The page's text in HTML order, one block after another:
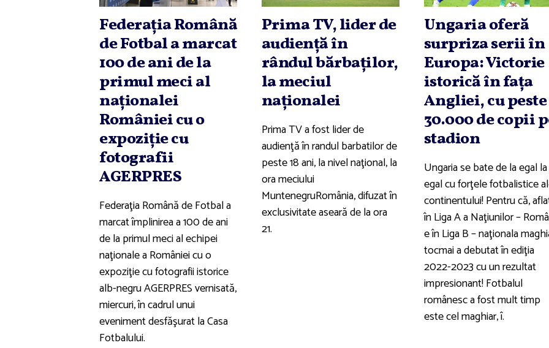
Federaţia Română
de Fotbal a marcat
100 de ani de la
primul meci al
naţionalei
României cu o
expoziţie cu
fotografii
AGERPRES
Federaţia Română de Fotbal a
marcat împlinirea a 100 de ani
de la primul meci al echipei
naţionale a României cu o
expoziţie cu fotografii istorice
alb-negru AGERPRES vernisată,
miercuri, în cadrul unui
eveniment desfăşurat la Casa
Fotbalului.
Prima TV, lider de
audienţă în
rândul bărbaţilor,
la meciul
naţionalei
Prima TV a fost lider de
audienţă în randul barbatilor de
peste 18 ani, la nivel naţional, la
ora meciului
MuntenegruRomânia, difuzat în
exclusivitate aseară de la ora
21.
Ungaria oferă
surpriza serii în
Europa: Victorie
istorică în faţa
Angliei, cu peste
30.000 de copii
stadion
Ungaria se bate de la egal la
egal cu forţele fotbalistice
continentului! Pentru că,
în Liga A a Naţiunilor –
e în Liga B – naţionala
tocmai a debutat în ediţia
2022-2023 cu un rezultat
impresionant! Fotbalul
românesc a fost mult timp
este cel maghiar, î.